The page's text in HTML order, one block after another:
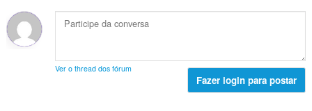
e
s
i
c
õ
s
s
f
i
d
e
a
t
o
l
Ver o thread dos fórum
Fazer login para postar